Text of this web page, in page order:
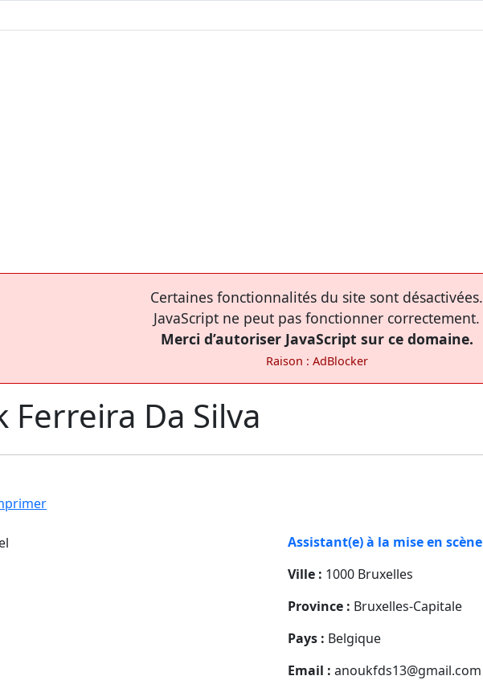
Certaines fonctionnalités du site sont désactivées.
JavaScript ne peut pas fonctionner correctement.
Merci d’autoriser JavaScript sur ce domaine.
Raison : AdBlocker
Ferreira Da Silva
Assistant(e) à la mise en scène
Ville : 1000 Bruxelles
Province : Bruxelles-Capitale
Pays : Belgique
Email : anoukfds13@gmail.com